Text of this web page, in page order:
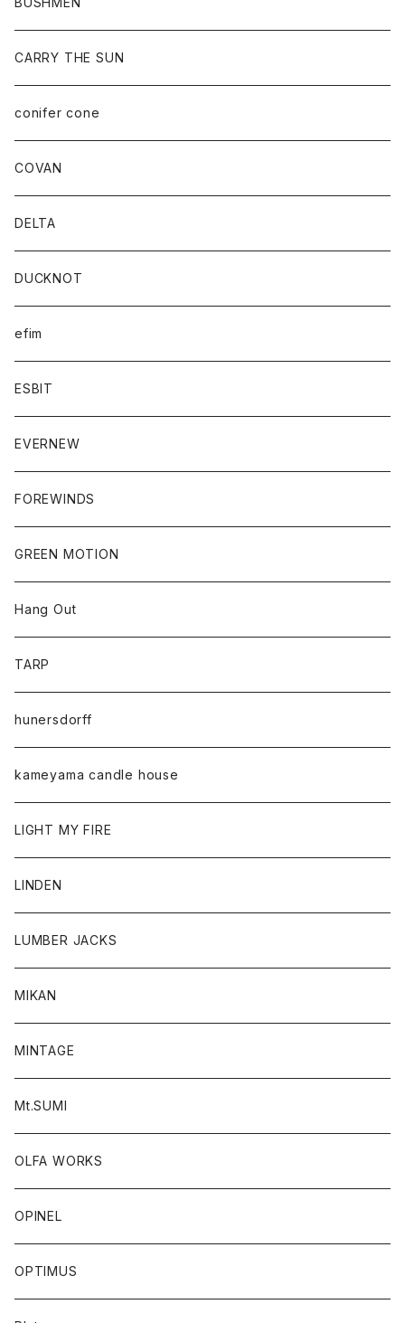
CARRY THE SUN
conifer cone
COVAN
DELTA
DUCKNOT
efim
ESBIT
EVERNEW
FOREWINDS
GREEN MOTION
Hang Out
TARP
hunersdorff
kameyama candle house
LIGHT MY FIRE
LINDEN
LUMBER JACKS
MIKAN
MINTAGE
Mt.SUMI
OLFA WORKS
OPINEL
OPTIMUS